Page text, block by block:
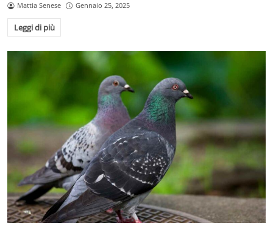
Mattia Senese Gennaio 25, 2025
Leggi di più